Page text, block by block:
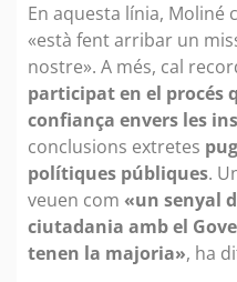
En aquesta línia, Moliné
«està fent arribar un
nostre». A més, cal
participat en el procés
confiança envers les
conclusions extretes
polítiques públiques.
veuen com «un senyal
ciutadania amb el
tenen la majoria», ha